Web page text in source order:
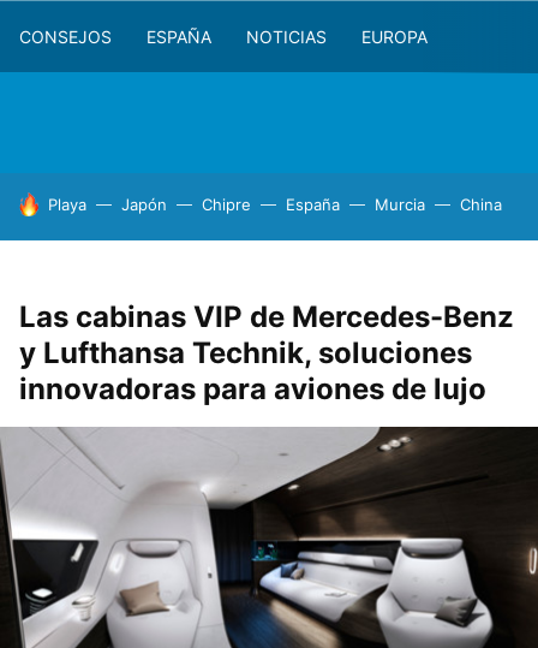
CONSEJOS ESPAÑA NOTICIAS EUROPA
HOY SE HABLA DE
Playa Japón Chipre España Murcia China
Las cabinas VIP de Mercedes-Benz
y Lufthansa Technik, soluciones
innovadoras para aviones de lujo